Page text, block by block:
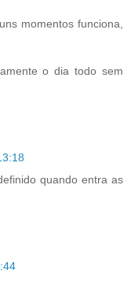
momentos funciona,
o dia todo sem
quando entra as